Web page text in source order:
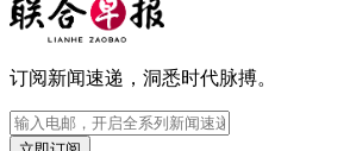
订阅新闻速递，洞悉时代脉搏。